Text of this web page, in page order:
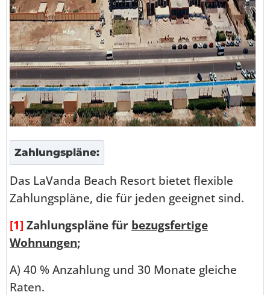
Zahlungspläne:
Das LaVanda Beach Resort bietet flexible
Zahlungspläne, die für jeden geeignet sind.
[1] Zahlungspläne für bezugsfertige
Wohnungen;
A) 40 % Anzahlung und 30 Monate gleiche
Raten.